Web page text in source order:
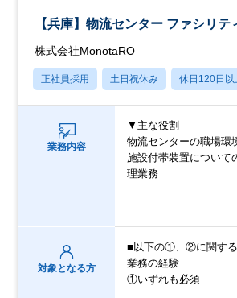
【兵庫】物流センター ファシリテ
株式会社MonotaRO
正社員採用 土日祝休み 休日120日以
業務内容
▼主な役割
物流センターの職場環
施設付帯装置について
理業務
対象となる方
■以下の①、②に関する
業務の経験
①いずれも必須